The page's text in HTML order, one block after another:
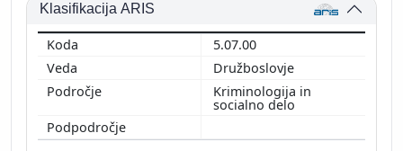
Klasifikacija ARIS
5.07.00
Družboslovje
Kriminologija in
socialno delo